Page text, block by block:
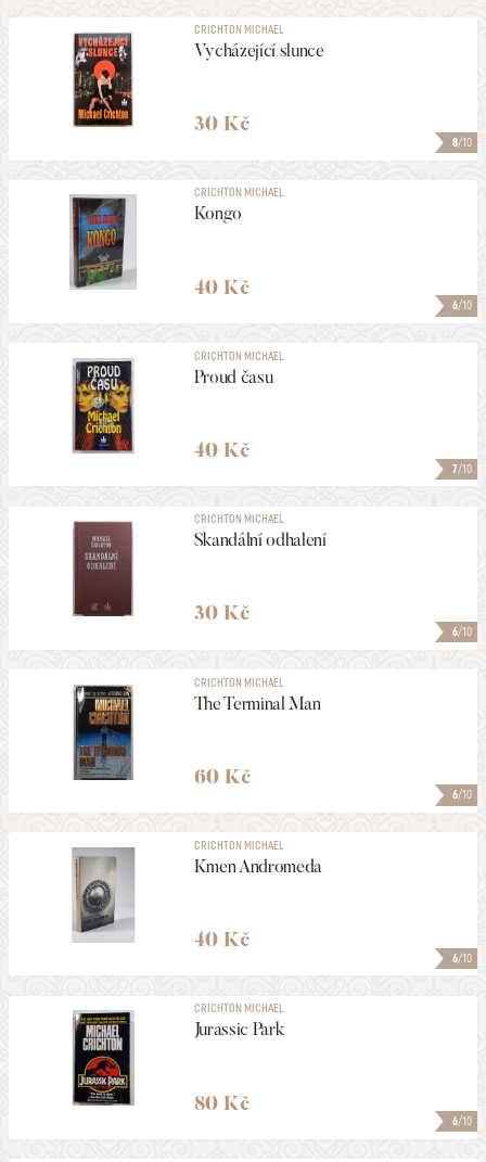
8/10
CRICHTON MICHAEL
Vycházející slunce
30 Kč
6/10
CRICHTON MICHAEL
Kongo
40 Kč
7/10
CRICHTON MICHAEL
Proud času
40 Kč
6/10
CRICHTON MICHAEL
Skandální odhalení
30 Kč
6/10
CRICHTON MICHAEL
The Terminal Man
60 Kč
6/10
CRICHTON MICHAEL
Kmen Andromeda
40 Kč
6/10
CRICHTON MICHAEL
Jurassic Park
80 Kč